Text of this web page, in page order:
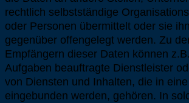
rechtlich selbstständige
oder Personen übermittelt oder sie
gegenüber offengelegt werden. Zu
Empfängern dieser Daten können
Aufgaben beauftragte Dienstleister
von Diensten und Inhalten, die in
eingebunden werden, gehören. In